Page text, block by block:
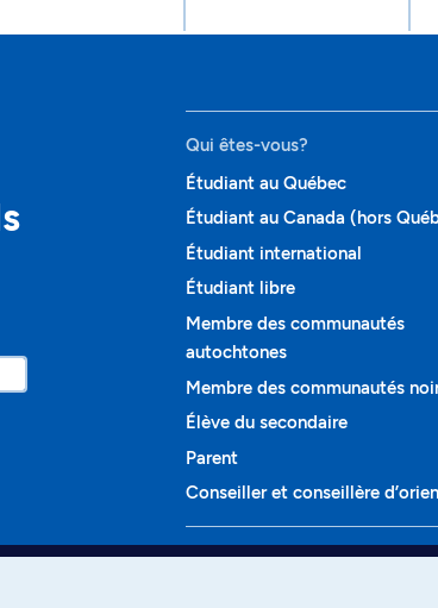
Qui êtes-vous?
Étudiant au Québec
Étudiant au Canada (hors
Étudiant international
Étudiant libre
Membre des communautés
autochtones
Membre des communautés
Élève du secondaire
Parent
Conseiller et conseillère
Programmes et cours